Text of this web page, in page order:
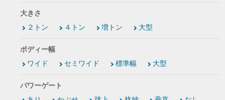
大きさ
２トン
４トン 増トン 大型
ボディー幅
ワイド
セミワイド 標準幅 大型
パワーゲート